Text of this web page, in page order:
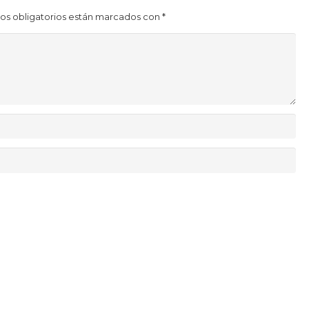
obligatorios están marcados con *